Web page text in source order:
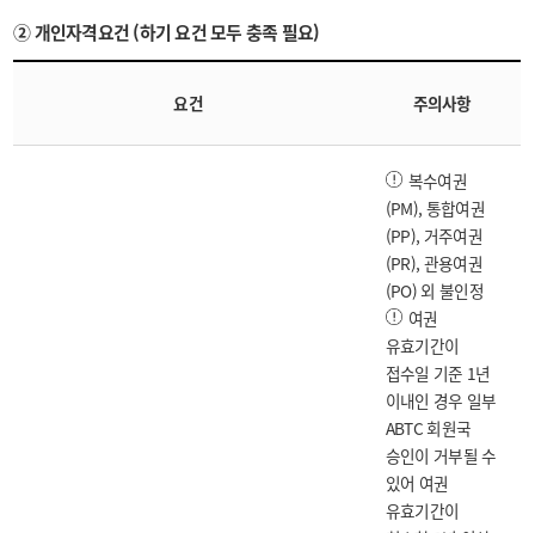
② 개인자격요건 (하기 요건 모두 충족 필요)
요건 주의사항
복수여권
(PM), 통합여권
(PP), 거주여권
(PR), 관용여권
(PO) 외 불인정
여권
유효기간이
접수일 기준 1년
이내인 경우 일부
ABTC 회원국
승인이 거부될 수
있어 여권
유효기간이